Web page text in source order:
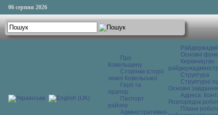
06 серпня 2026
Про
Ковельщину
Сторінки історії
землі Ковельської
Герб та
прапор
Паспорт
району
Адміністративно-
Основні
Керівництво
Структура
Структурні
Основні завдання
Адреса.
Розпорядок
Плани